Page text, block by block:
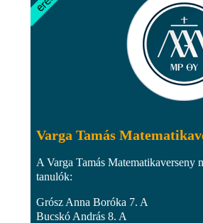
Varga Tamás
A Varga Tamás Matematikaverseny
tanulók:
Grósz Anna Boróka 7. A
Bucskó András 8. A